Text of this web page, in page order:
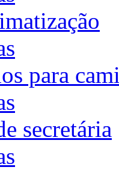
para
secretária